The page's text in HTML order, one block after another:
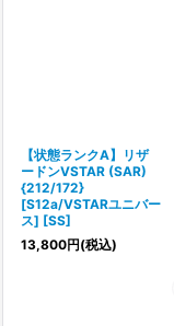
【状態ランクA】リザ
ードンVSTAR (SAR)
{212/172}
[S12a/VSTARユニバー
ス] [SS]
13,800円(税込)